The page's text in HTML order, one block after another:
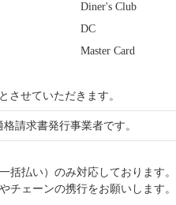
Diner's Club
DC
Master Card
させていただきます。
請求書発行事業者です。
括払い）のみ対応しております
チェーンの携行をお願いします